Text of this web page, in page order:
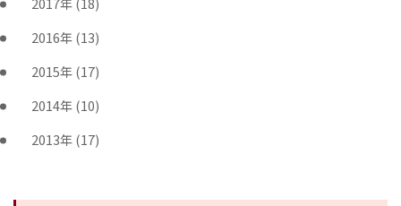
2016年(13)
2015年(17)
2014年(10)
2013年(17)